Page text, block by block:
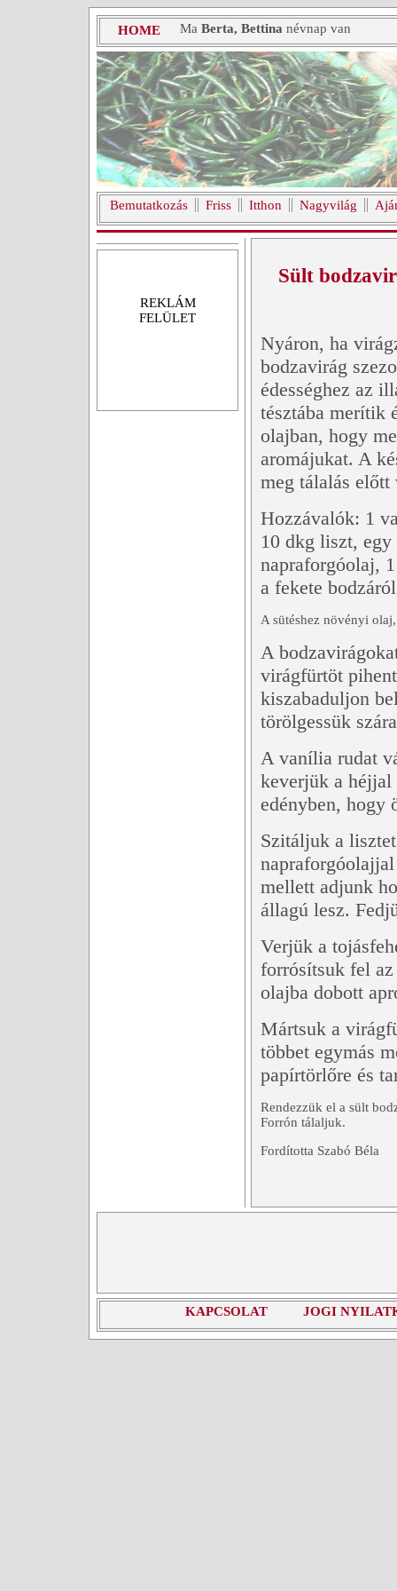
HOME Ma Berta, Bettina névnap van
Bemutatkozás Friss Itthon Nagyvilág
REKLÁM
FELÜLET
Sült
Nyáron, ha
bodzavirág
édességhez az
tésztába merítik
olajban, hogy
aromájukat. A
meg tálalás
Hozzávalók: 1
10 dkg liszt,
napraforgóolaj,
a fekete
A sütéshez növényi olaj,
A
virágfürtöt
kiszabaduljon
törölgessük
A vanília rudat
keverjük a héjjal
edényben, hogy
Szitáljuk a
mellett adjunk
állagú lesz.
Verjük a
forrósítsuk fel
olajba dobott
Mártsuk a
többet egymás
papírtörlőre és
Rendezzük el a sült
Forrón tálaljuk.
Fordította Szabó Béla
KAPCSOLAT JOGI